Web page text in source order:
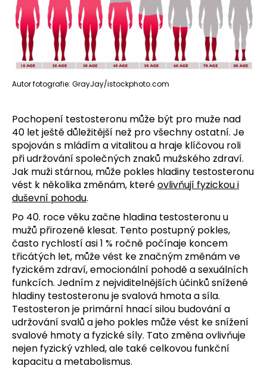
Autor fotografie: GrayJay/istockphoto.com
Pochopení testosteronu může být pro muže nad
40 let ještě důležitější než pro všechny ostatní. Je
spojován s mládím a vitalitou a hraje klíčovou roli
při udržování společných znaků mužského zdraví.
Jak muži stárnou, může pokles hladiny testosteronu
vést k několika změnám, kteréovlivňují fyzickou i
duševní pohodu.
Po 40. roce věku začne hladina testosteronu u
mužů přirozeně klesat. Tento postupný pokles,
často rychlostí asi 1 % ročně počínaje koncem
třicátých let, může vést ke značným změnám ve
fyzickém zdraví, emocionální pohodě a sexuálních
funkcích. Jedním z nejviditelnějších účinků snížené
hladiny testosteronu je svalová hmota a síla.
Testosteron je primární hnací silou budování a
udržování svalů a jeho pokles může vést ke snížení
svalové hmoty a fyzické síly. Tato změna ovlivňuje
nejen fyzický vzhled, ale také celkovou funkční
kapacitu a metabolismus.